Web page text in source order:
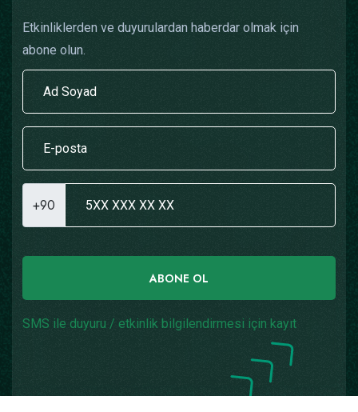
Etkinliklerden ve duyurulardan haberdar olmak için
abone olun.
+90
ABONE OL
SMS ile duyuru / etkinlik bilgilendirmesi için kayıt